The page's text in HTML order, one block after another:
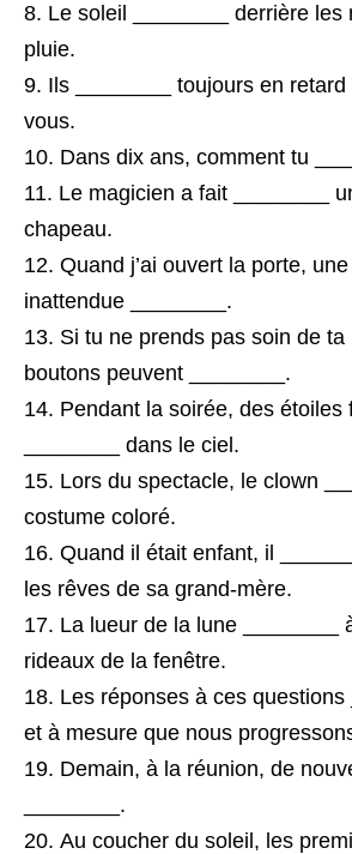
Le soleil ________ derrière les
pluie.
Ils ________ toujours en
vous.
Dans dix ans, comment tu
Le magicien a fait ________
chapeau.
Quand j’ai ouvert la porte,
inattendue ________.
Si tu ne prends pas soin de ta
boutons peuvent ________.
Pendant la soirée, des étoiles
________ dans le ciel.
Lors du spectacle, le clown
costume coloré.
Quand il était enfant, il
les rêves de sa grand-mère.
La lueur de la lune ________
rideaux de la fenêtre.
Les réponses à ces
et à mesure que nous
Demain, à la réunion, de
________.
Au coucher du soleil, les